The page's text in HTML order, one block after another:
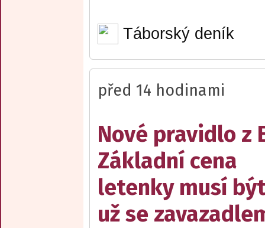
Táborský deník
před 14 hodinami
Nové pravidlo z
Základní cena
letenky musí
už se